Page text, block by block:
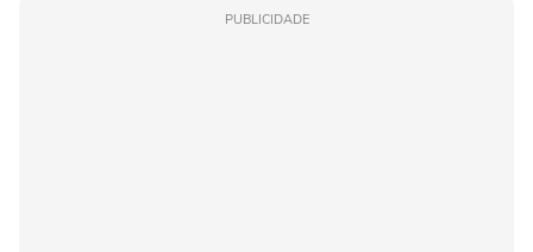
PUBLICIDADE